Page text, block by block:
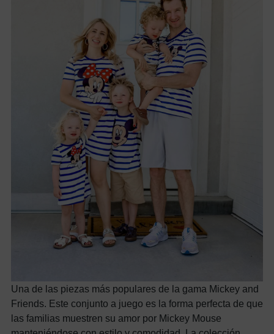
Una de las piezas más populares de la gama Mickey and
Friends. Este conjunto a juego es la forma perfecta de que
las familias muestren su amor por Mickey Mouse